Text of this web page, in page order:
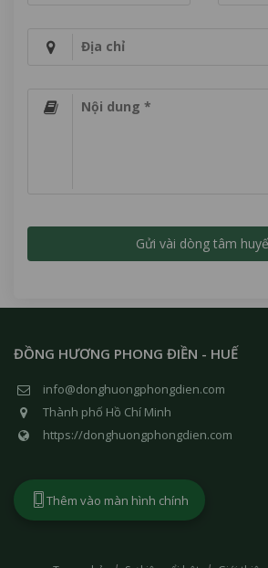
Địa chỉ
Nội dung *
ĐỒNG HƯƠNG PHONG ĐIỀN - HUẾ
info@donghuongphongdien.com
Thành phố Hồ Chí Minh
https://donghuongphongdien.com
Thêm vào màn hình chính